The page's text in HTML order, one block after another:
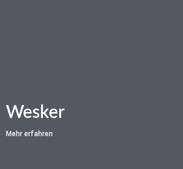
Wesker
Mehr erfahren